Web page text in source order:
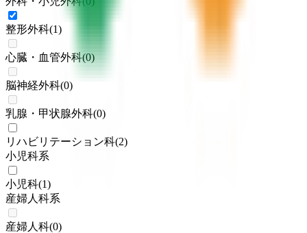
整形外科(1)
心臓・血管外科(0)
脳神経外科(0)
乳腺・甲状腺外科(0)
リハビリテーション科(2)
小児科系
小児科(1)
産婦人科系
産婦人科(0)